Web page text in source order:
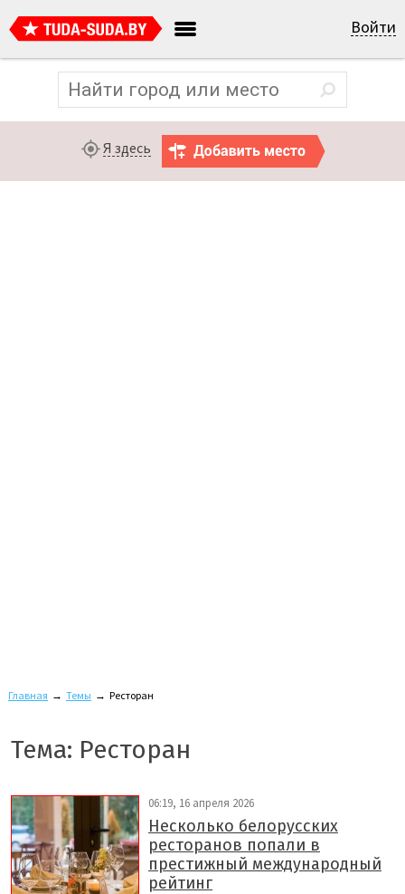
Войти
Я здесь
Главная → Темы → Ресторан
Тема: Ресторан
06:19, 16 апреля 2026
Несколько белорусских
ресторанов попали в
престижный международный
рейтинг